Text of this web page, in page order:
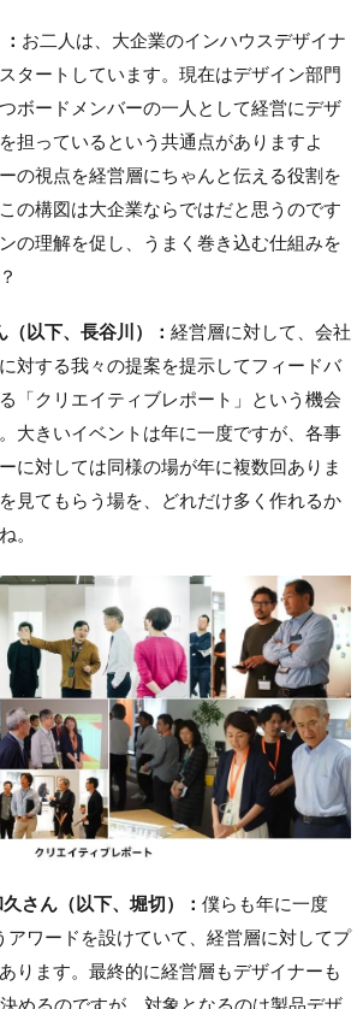
お二人は、大企業のインハウスデザイナ
タートしています。現在はデザイン部門
ボードメンバーの一人として経営にデザ
担っているという共通点がありますよ
の視点を経営層にちゃんと伝える役割を
の構図は大企業ならではだと思うのです
の理解を促し、うまく巻き込む仕組みを
以下、長谷川）： 経営層に対して、会社
対する我々の提案を提示してフィードバ
「クリエイティブレポート」という機会
大きいイベントは年に一度ですが、各事
に対しては同様の場が年に複数回ありま
見てもらう場を、どれだけ多く作れるか
。
さん（以下、堀切）： 僕らも年に一度
アワードを設けていて、経営層に対してプ
ります。最終的に経営層もデザイナーも
めるのですが、対象となるのは製品デザ